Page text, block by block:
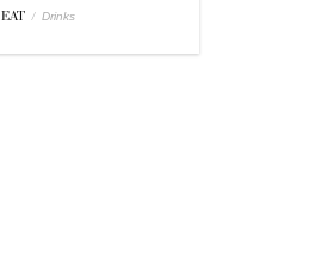
EAT / Drinks